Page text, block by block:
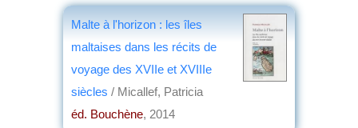
Malte à l'horizon : les îles
maltaises dans les récits de
voyage des XVIIe et XVIIIe
siècles / Micallef, Patricia
éd. Bouchène, 2014